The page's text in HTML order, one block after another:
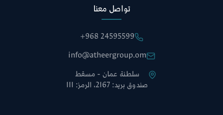
تواصل معنا
+968 24595599
info@atheergroup.om
سلطنة عمان - مسقط
صندوق بريد: 2167، الرمز: 111